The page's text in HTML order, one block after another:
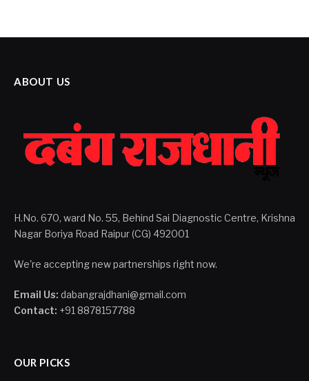
ABOUT US
H.No. 670, ward No. 55, Behind Sai Diagnostic Centre, Krishna
Nagar Boriya Road Raipur (CG) 492001
We're accepting new partnerships right now.
Email Us: dabangrajdhani@gmail.com
Contact: +91 8878157788
OUR PICKS